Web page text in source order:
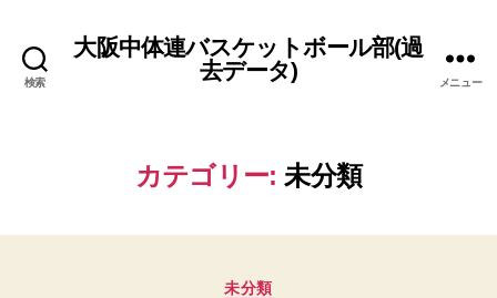
検索
大阪中体連バスケットボール部(過
去データ)
メニュー
カテゴリー: 未分類
カ
未分類